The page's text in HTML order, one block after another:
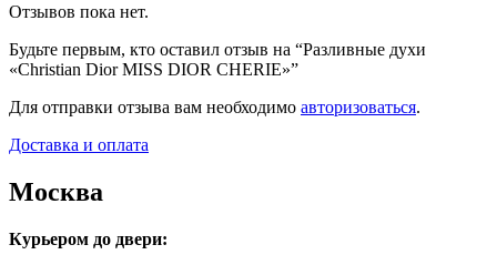
Отзывов пока нет.
Будьте первым, кто оставил отзыв на “Разливные духи
«Christian Dior MISS DIOR CHERIE»”
Для отправки отзыва вам необходимо авторизоваться.
Доставка и оплата
Москва
Курьером до двери: